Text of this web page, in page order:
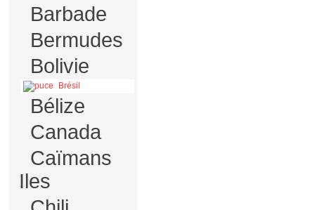
Barbade
Bermudes
Bolivie
Brésil
Bélize
Canada
Caïmans
Iles